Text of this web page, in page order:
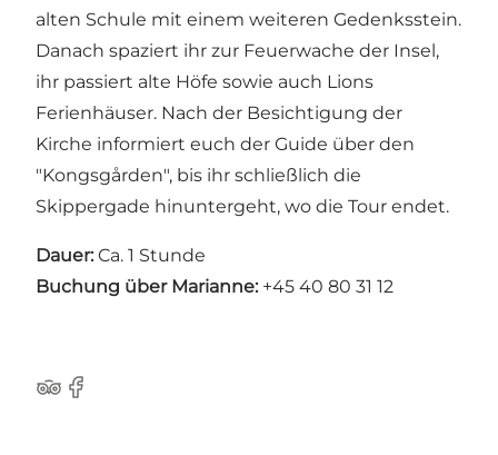
alten Schule mit einem weiteren Gedenksstein.
Danach spaziert ihr zur Feuerwache der Insel,
ihr passiert alte Höfe sowie auch Lions
Ferienhäuser. Nach der Besichtigung der
Kirche informiert euch der Guide über den
"Kongsgården", bis ihr schließlich die
Skippergade hinuntergeht, wo die Tour endet.
Dauer: Ca. 1 Stunde
Buchung über Marianne: +45 40 80 31 12
Tripadvisor
Facebook